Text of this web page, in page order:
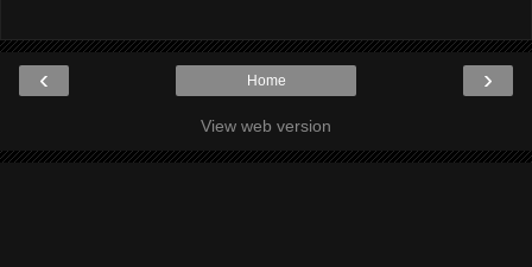
‹ ›
Home
View web version